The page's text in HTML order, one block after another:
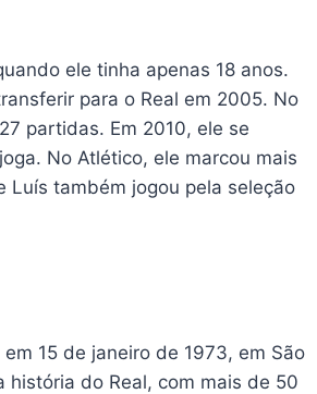
ele tinha apenas 18 anos.
para o Real em 2005. No
partidas. Em 2010, ele se
No Atlético, ele marcou mais
também jogou pela seleção
15 de janeiro de 1973, em São
história do Real, com mais de 50